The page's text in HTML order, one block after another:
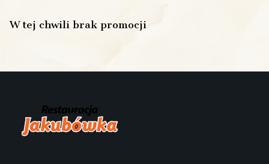
W tej chwili brak promocji